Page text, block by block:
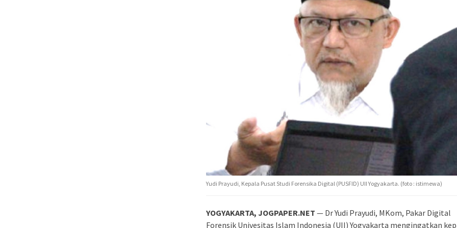
Yudi Prayudi, Kepala Pusat Studi Forensika Digital (PUSFID) UII Yogyakarta. (foto : istimewa)
YOGYAKARTA, JOGPAPER.NET — Dr Yudi Prayudi, MKom, Pakar Digital
Forensik Univesitas Islam Indonesia (UII) Yogyakarta mengingatkan